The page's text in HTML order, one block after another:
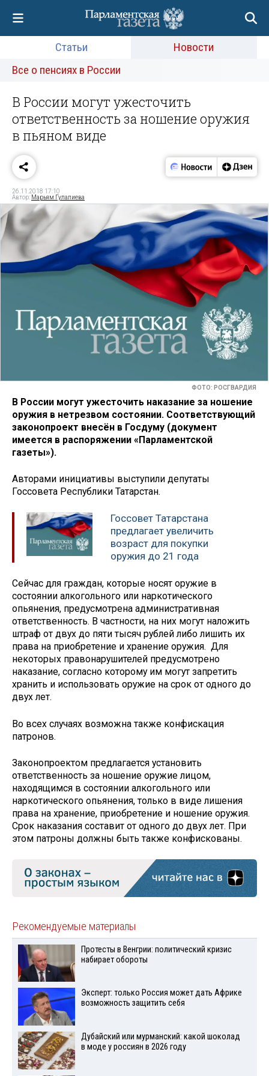
Статьи
Новости
Все о пенсиях в России
В России могут ужесточить
ответственность за ношение оружия
в пьяном виде
26.11.2018 17:10
Автор: Марьям Гулалиева
ФОТО: РОСГВАРДИЯ
В России могут ужесточить наказание за ношение
оружия в нетрезвом состоянии. Соответствующий
законопроект внесён в Госдуму (документ
имеется в распоряжении «Парламентской
газеты»).
Авторами инициативы выступили депутаты
Госсовета Республики Татарстан.
Госсовет Татарстана
предлагает увеличить
возраст для покупки
оружия до 21 года
Сейчас для граждан, которые носят оружие в
состоянии алкогольного или наркотического
опьянения, предусмотрена административная
ответственность. В частности, на них могут наложить
штраф от двух до пяти тысяч рублей либо лишить их
права на приобретение и хранение оружия. Для
некоторых правонарушителей предусмотрено
наказание, согласно которому им могут запретить
хранить и использовать оружие на срок от одного до
двух лет.
Во всех случаях возможна также конфискация
патронов.
Законопроектом предлагается установить
ответственность за ношение оружие лицом,
находящимся в состоянии алкогольного или
наркотического опьянения, только в виде лишения
права на хранение, приобретение и ношение оружия.
Срок наказания составит от одного до двух лет. При
этом патроны должны быть также конфискованы.
Рекомендуемые материалы
Протесты в Венгрии: политический кризис
набирает обороты
Эксперт: только Россия может дать Африке
возможность защитить себя
Дубайский или мурманский: какой шоколад
в моде у россиян в 2026 году